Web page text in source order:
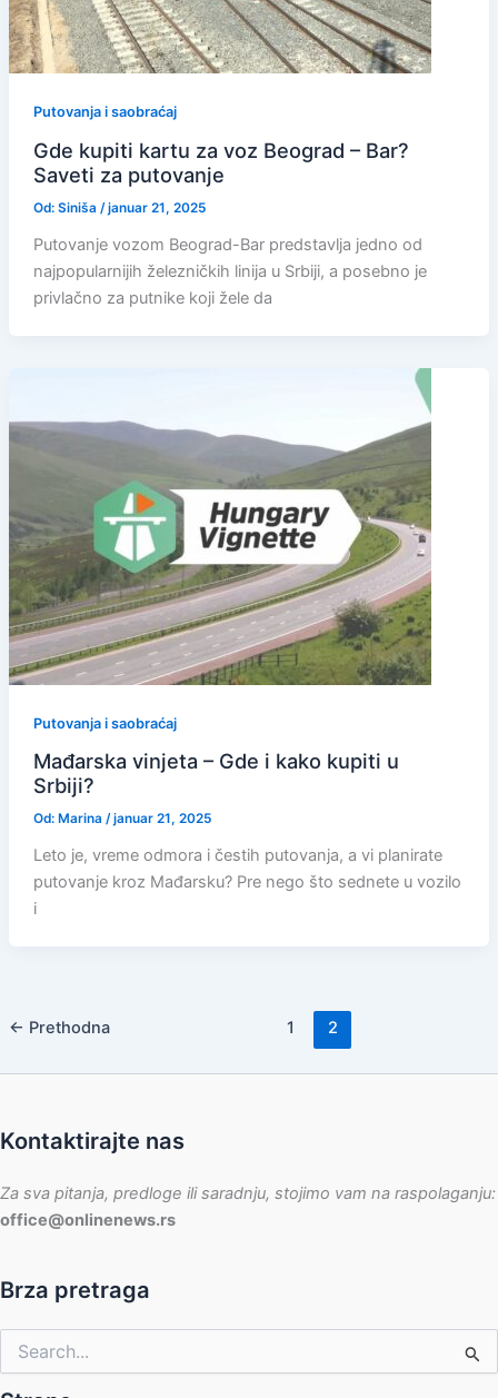
Putovanja i saobraćaj
Gde kupiti kartu za voz Beograd – Bar?
Saveti za putovanje
Od: Siniša /januar 21, 2025
Putovanje vozom Beograd-Bar predstavlja jedno od
najpopularnijih železničkih linija u Srbiji, a posebno je
privlačno za putnike koji žele da
Putovanja i saobraćaj
Mađarska vinjeta – Gde i kako kupiti u
Srbiji?
Od: Marina /januar 21, 2025
Leto je, vreme odmora i čestih putovanja, a vi planirate
putovanje kroz Mađarsku? Pre nego što sednete u vozilo
i
← Prethodna 1 2
Kontaktirajte nas
Za sva pitanja, predloge ili saradnju, stojimo vam na raspolaganju:
office@onlinenews.rs
Brza pretraga
za: